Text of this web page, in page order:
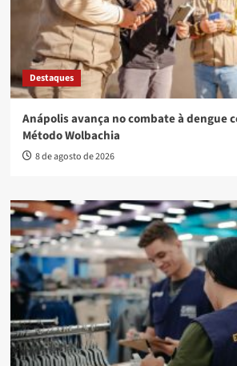
Destaques
Anápolis avança no combate à dengue
Método Wolbachia
8 de agosto de 2026